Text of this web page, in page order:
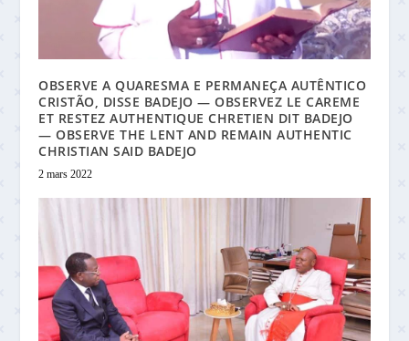
OBSERVE A QUARESMA E PERMANEÇA AUTÊNTICO
CRISTÃO, DISSE BADEJO — OBSERVEZ LE CAREME
ET RESTEZ AUTHENTIQUE CHRETIEN DIT BADEJO
— OBSERVE THE LENT AND REMAIN AUTHENTIC
CHRISTIAN SAID BADEJO
2 mars 2022